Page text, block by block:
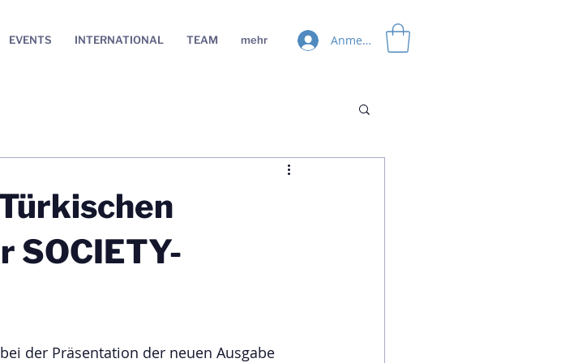
EVENTS INTERNATIONAL TEAM mehr Anmelden
SOCIETY-
der Präsentation der neuen Ausgabe